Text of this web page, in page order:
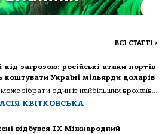
ВСІ СТАТТІ >
загрозою: російські атаки портів
коштувати Україні мільярди доларів
зібрати один із найбільших врожаїв...
КВІТКОВСЬКА
відбувся IX Міжнародний